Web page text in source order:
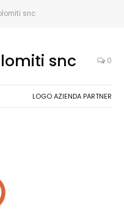
snc
snc 0
LOGO AZIENDA PARTNER